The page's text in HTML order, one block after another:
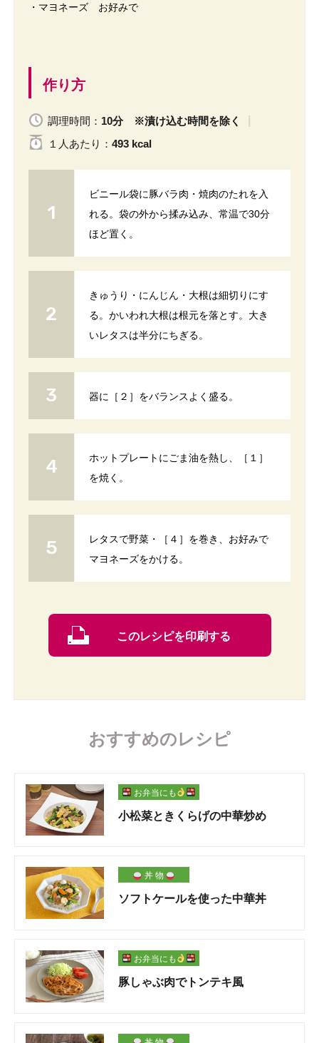
・マヨネーズ お好みで
作り方
調理時間： 10分 ※漬け込む時間を除く
１人 あたり ： 493 kcal
ビニール袋に豚バラ肉・焼肉のたれを入
れる。袋の外から揉み込み、常温で30分
ほど置く。
きゅうり・にんじん・大根は細切りにす
る。かいわれ大根は根元を落とす。大き
いレタスは半分にちぎる。
器に［２］をバランスよく盛る。
ホットプレートにごま油を熱し、［１］
を焼く。
レタスで野菜・［４］を巻き、お好みで
マヨネーズをかける。
このレシピを印刷する
おすすめのレシピ
お弁当にも
小松菜ときくらげの中華炒め
丼 物
ソフトケールを使った中華丼
お弁当にも
豚しゃぶ肉でトンテキ風